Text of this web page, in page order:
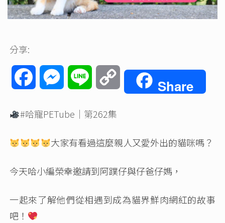
分享:
FacebookMessenger
Line
Copy
Share
#哈寵PETube ｜第262集
大家有看過這麼親人又愛外出的貓咪嗎？
今天哈小編榮幸邀請到阿蹼仔與仔爸仔媽，
一起來了解他們從相遇到成為貓界鮮肉網紅的故事
吧！